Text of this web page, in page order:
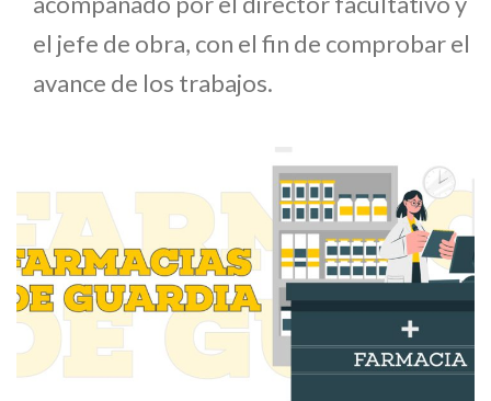
el jefe de obra, con el fin de comprobar el
avance de los trabajos.